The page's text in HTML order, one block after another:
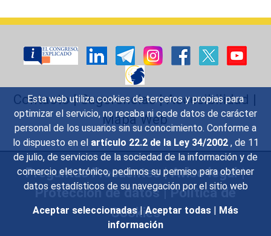
Esta web utiliza cookies de terceros y propias para
optimizar el servicio, no recaba ni cede datos de carácter
personal de los usuarios sin su conocimiento. Conforme a
lo dispuesto en el artículo 22.2 de la Ley 34/2002 , de 11
de julio, de servicios de la sociedad de la información y de
comercio electrónico, pedimos su permiso para obtener
datos estadísticos de su navegación por el sitio web
Aceptar seleccionadas | Aceptar todas | Más
información
Contacto|Sugerencias|Accesibilidad |
Mapa Web
Preguntas Frecuentes|Aviso legal|
Protección de datos|Política de
Cookies